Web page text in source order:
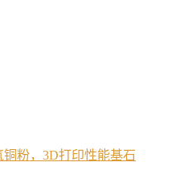
粉，3D打印性能基石